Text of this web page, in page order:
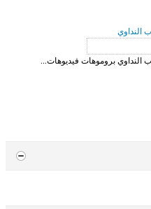
النداوي
النداوي بروموهات فيديوهات...